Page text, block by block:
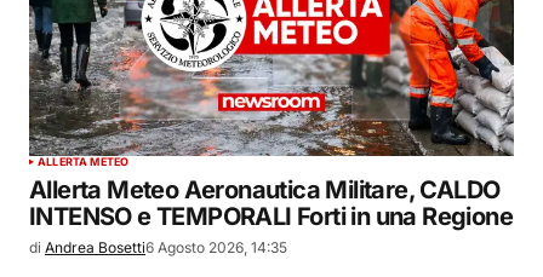
ALLERTA METEO
Allerta Meteo Aeronautica Militare, CALDO
INTENSO e TEMPORALI Forti in una Regione
di Andrea Bosetti6 Agosto 2026, 14:35